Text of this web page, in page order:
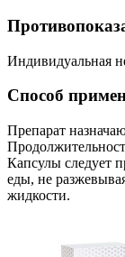
Индивидуальная
Способ
Препарат
Капсулы следует
еды, не
жидкости.